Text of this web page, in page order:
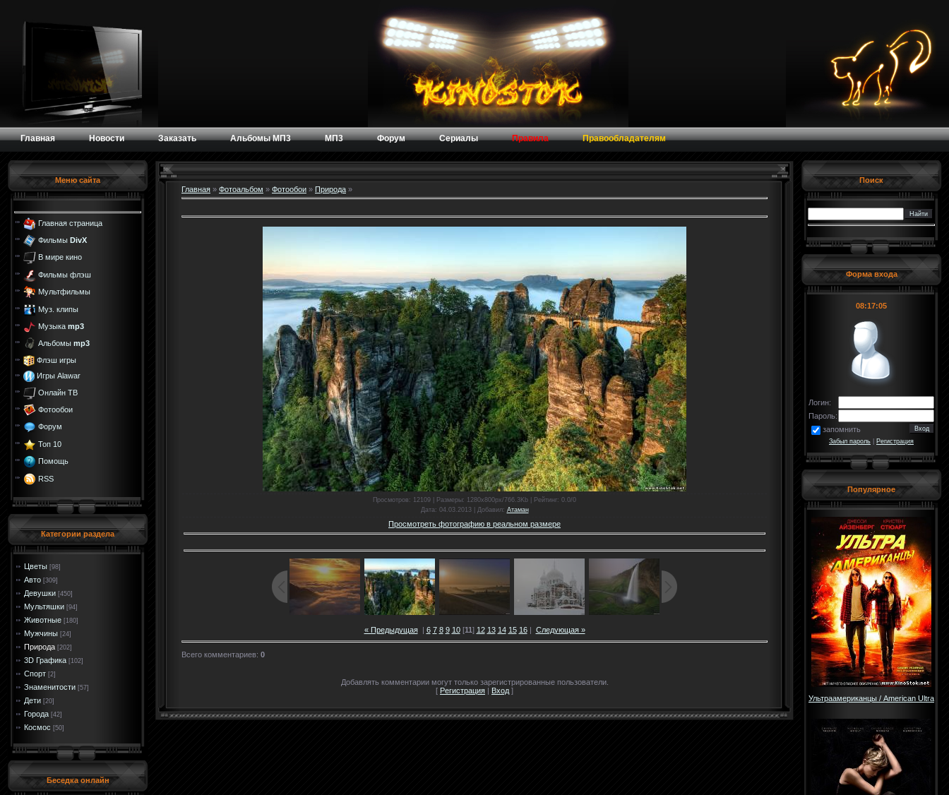
Главная Новости Заказать Альбомы МП3 МП3 Форум Сериалы Правила Правообладателям
Меню сайта
Главная страница
Фильмы DivX
В мире кино
Фильмы флэш
Мультфильмы
Муз. клипы
Музыка mp3
Альбомы mp3
Флэш игры
Игры Alawar
Онлайн ТВ
Фотообои
Форум
Топ 10
Помощь
RSS
Категории раздела
Цветы [98]
Авто [309]
Девушки [450]
Мультяшки [94]
Животные [180]
Мужчины [24]
Природа [202]
3D Графика [102]
Спорт [2]
Знаменитости [57]
Дети [20]
Города [42]
Космос [50]
Беседка онлайн
Главная » Фотоальбом » Фотообои » Природа »
Просмотров : 12109 | Размеры: 1280x800px/766.3Kb | Рейтинг: 0.0/0
Дата: 04.03.2013 | Добавил: Атаман
Просмотреть фотографию в реальном размере
« Предыдущая| 6 7 8 9 10[11 ] 12 13 14 15 16| Следующая »
Всего комментариев: 0
Добавлять комментарии могут только зарегистрированные пользователи.
[ Регистрация | Вход ]
Поиск
Форма входа
08:17:06
Логин:
Пароль:
запомнить
Забыл пароль Регистрация
Популярное
Ультраамериканцы / American Ultra